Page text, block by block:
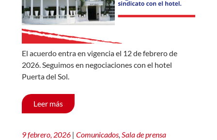
El acuerdo entra en vigencia el 12 de febrero de
2026. Seguimos en negociaciones con el hotel
Puerta del Sol.
Leer más
9 febrero, 2026 | Comunicados, Sala de prensa